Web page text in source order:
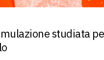
studiata